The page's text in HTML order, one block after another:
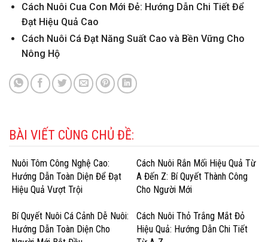
Cách Nuôi Cua Con Mới Đẻ: Hướng Dẫn Chi Tiết Để
Đạt Hiệu Quả Cao
Cách Nuôi Cá Đạt Năng Suất Cao và Bền Vững Cho
Nông Hộ
BÀI VIẾT CÙNG CHỦ ĐỀ:
Nuôi Tôm Công Nghệ Cao:
Hướng Dẫn Toàn Diện Để Đạt
Hiệu Quả Vượt Trội
Cách Nuôi Rắn Mối Hiệu Quả Từ
A Đến Z: Bí Quyết Thành Công
Cho Người Mới
Bí Quyết Nuôi Cá Cảnh Dễ Nuôi:
Hướng Dẫn Toàn Diện Cho
Cách Nuôi Thỏ Trắng Mắt Đỏ
Hiệu Quả: Hướng Dẫn Chi Tiết